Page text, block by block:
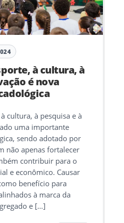
à cultura, à
é nova
cultura, à pesquisa e à
uma importante
sendo adotado por
não apenas fortalecer
contribuir para o
e econômico. Causar
benefício para
à marca da
e […]